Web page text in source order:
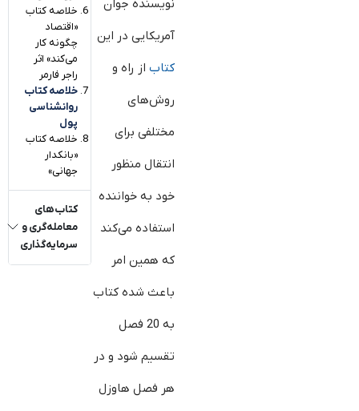
نویسنده جوان
آمریکایی در این
کتاب از راه و
روش‌های
مختلفی برای
انتقال منظور
خود به خواننده
استفاده می‌کند
که همین امر
باعث شده کتاب
به 20 فصل
تقسیم شود و در
هر فصل هاوزل
خلاصه کتاب
«اقتصاد
چگونه کار
می‌کند» اثر
راجر فارمر
خلاصه کتاب
روانشناسی
پول
خلاصه کتاب
«بانکدار
جهانی»
کتاب‌های
معامله‌گری و
سرمایه‌گذاری